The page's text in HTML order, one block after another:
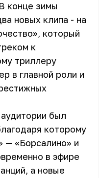
конце зимы
новых клипа - на
который
к
триллеру
в главной роли и
был
которому
— «Борсалино» и
в эфире
а новые